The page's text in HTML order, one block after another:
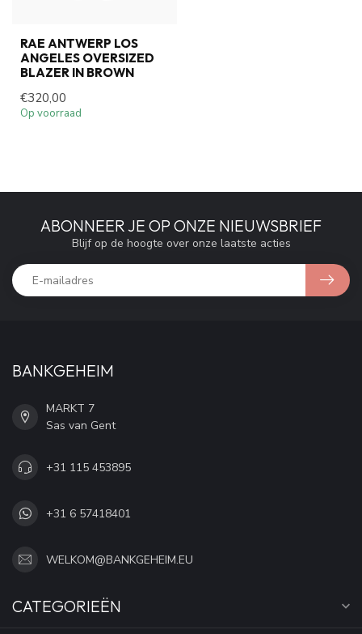
RAE ANTWERP LOS
ANGELES OVERSIZED
BLAZER IN BROWN
€320,00
Op voorraad
ABONNEER JE OP ONZE NIEUWSBRIEF
Blijf op de hoogte over onze laatste acties
BANKGEHEIM
MARKT 7
Sas van Gent
+31 115 453895
+31 6 57418401
WELKOM@BANKGEHEIM.EU
CATEGORIEËN